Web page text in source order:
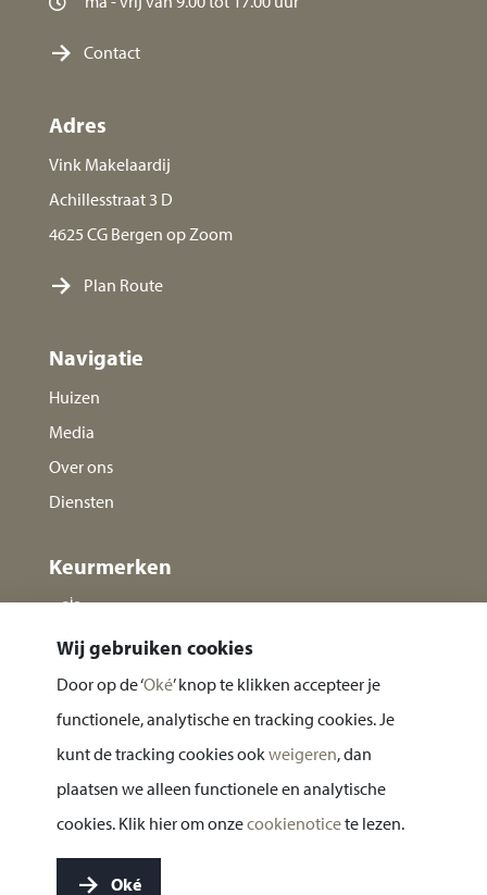
Contact
Adres
Vink Makelaardij
Achillesstraat 3 D
4625 CG Bergen op Zoom
Plan Route
Navigatie
Huizen
Media
Over ons
Diensten
Keurmerken
Privacy statement
Wij gebruiken cookies
Door op de ‘Oké’ knop te klikken accepteer je
functionele, analytische en tracking cookies. Je
kunt de tracking cookies ookweigeren, dan
plaatsen we alleen functionele en analytische
cookies. Klik hier om onzecookienoticete lezen.
Oké